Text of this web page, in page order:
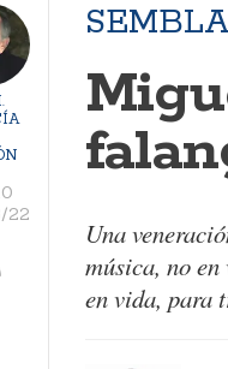
22
Una
música, no
en vida, para